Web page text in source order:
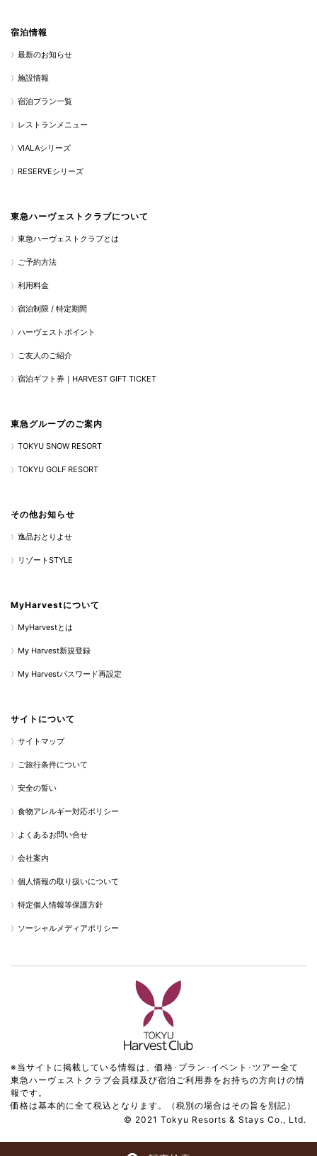
宿泊情報
最新のお知らせ
施設情報
宿泊プラン一覧
レストランメニュー
VIALAシリーズ
RESERVEシリーズ
東急ハーヴェストクラブについて
東急ハーヴェストクラブとは
ご予約方法
利用料金
宿泊制限 / 特定期間
ハーヴェストポイント
ご友人のご紹介
宿泊ギフト券｜HARVEST GIFT TICKET
東急グループのご案内
TOKYU SNOW RESORT
TOKYU GOLF RESORT
その他お知らせ
逸品おとりよせ
リゾートSTYLE
MyHarvestについて
MyHarvestとは
My Harvest新規登録
My Harvestパスワード再設定
サイトについて
サイトマップ
ご旅行条件について
安全の誓い
食物アレルギー対応ポリシー
よくあるお問い合せ
会社案内
個人情報の取り扱いについて
特定個人情報等保護方針
ソーシャルメディアポリシー
※当サイトに掲載している情報は、価格･プラン･イベント･ツアー全て
東急ハーヴェストクラブ会員様及び宿泊ご利用券をお持ちの方向けの情
報です。
価格は基本的に全て税込となります。（税別の場合はその旨を別記）
© 2021 Tokyu Resorts & Stays Co., Ltd.